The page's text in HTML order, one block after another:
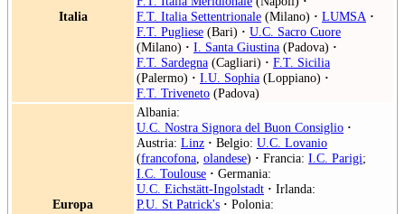
Italia
F.T. Italia Settentrionale (Milano) · LUMSA ·
F.T. Pugliese (Bari) · U.C. Sacro Cuore
(Milano) · I. Santa Giustina (Padova) ·
F.T. Sardegna (Cagliari) · F.T. Sicilia
(Palermo) · I.U. Sophia (Loppiano) ·
F.T. Triveneto (Padova)
Europa
Albania:
U.C. Nostra Signora del Buon Consiglio ·
Austria: Linz · Belgio: U.C. Lovanio
(francofona olandese) · Francia: I.C. Parigi;
I.C. Toulouse · Germania:
U.C. Eichstätt-Ingolstadt · Irlanda:
P.U. St Patrick's · Polonia: